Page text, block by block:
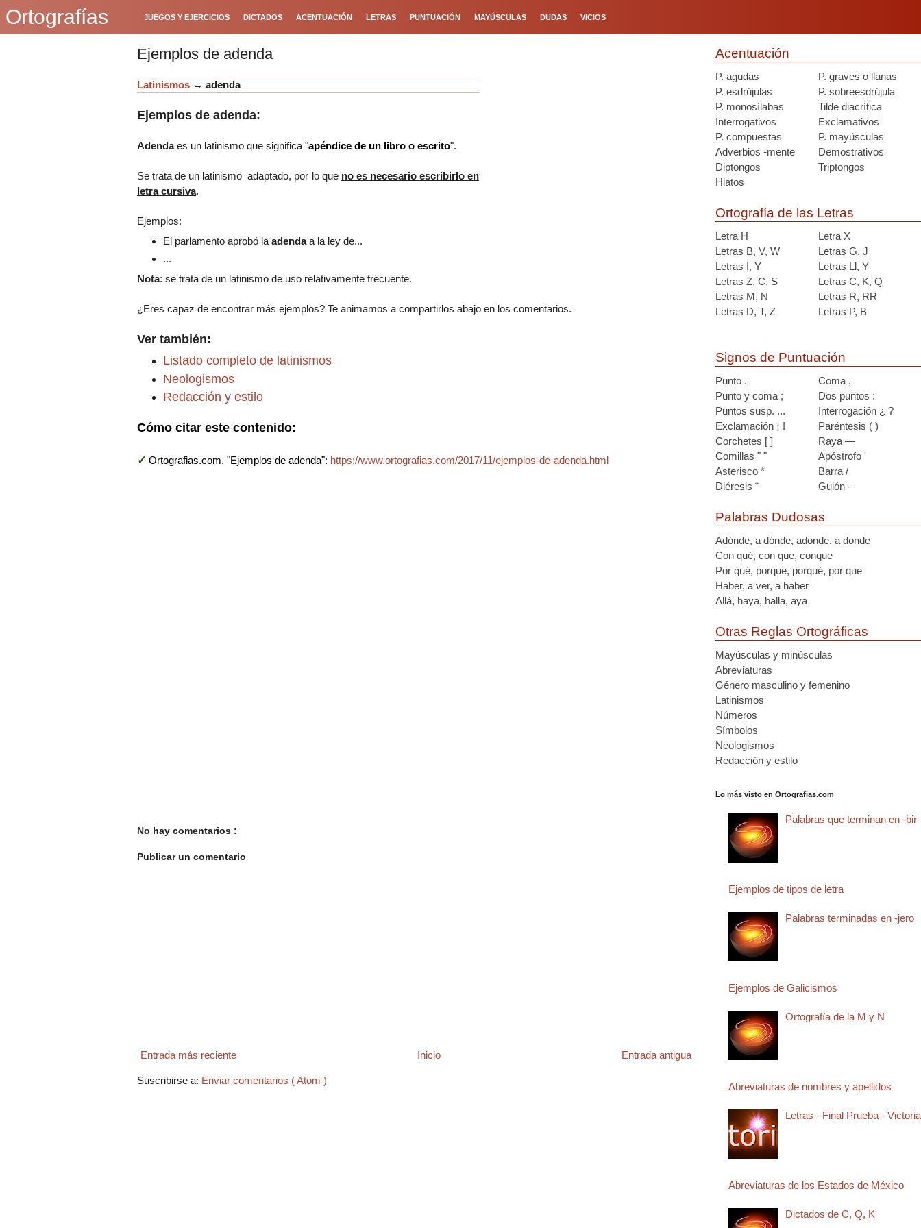
Ortografías JUEGOS Y EJERCICIOS DICTADOS ACENTUACIÓN LETRAS PUNTUACIÓN MAYÚSCULAS DUDAS VICIOS
Ejemplos de adenda
Latinismos → adenda
Ejemplos de adenda:
Adenda es un latinismo que significa "apéndice de un libro o escrito".
Se trata de un latinismo adaptado, por lo que no es necesario escribirlo en
letra cursiva.
Ejemplos:
El parlamento aprobó la adendaa la ley de...
...
Nota: se trata de un latinismo de uso relativamente frecuente.
¿Eres capaz de encontrar más ejemplos? Te animamos a compartirlos abajo en los comentarios.
Ver también:
Listado completo de latinismos
Neologismos
Redacción y estilo
Cómo citar este contenido:
✓ Ortografias.com. "Ejemplos de adenda": https://www.ortografias.com/2017/11/ejemplos-de-adenda.html
No hay comentarios :
Publicar un comentario
Entrada más reciente Entrada antigua
Inicio
Suscribirse a: Enviar comentarios ( Atom )
Acentuación
P. agudas
P. graves o llanas
P. esdrújulas
P. sobreesdrújula
P. monosílabas
Tilde diacrítica
Interrogativos
Exclamativos
P. compuestas
P. mayúsculas
Adverbios -mente
Demostrativos
Diptongos
Triptongos
Hiatos
Ortografía de las Letras
Letra H
Letra X
Letras B, V, W
Letras G, J
Letras I, Y
Letras Ll, Y
Letras Z, C, S
Letras C, K, Q
Letras M, N
Letras R, RR
Letras D, T, Z
Letras P, B
Signos de Puntuación
Punto .
Coma ,
Punto y coma ;
Dos puntos :
Puntos susp. ...
Interrogación ¿ ?
Exclamación ¡ !
Paréntesis ( )
Corchetes [ ]
Raya —
Comillas " "
Apóstrofo '
Asterisco *
Barra /
Diéresis ¨
Guión -
Palabras Dudosas
Adónde, a dónde, adonde, a donde
Con qué, con que, conque
Por qué, porque, porqué, por que
Haber, a ver, a haber
Allá, haya, halla, aya
Otras Reglas Ortográficas
Mayúsculas y minúsculas
Abreviaturas
Género masculino y femenino
Latinismos
Números
Símbolos
Neologismos
Redacción y estilo
Lo más visto en Ortografias.com
Palabras que terminan en -bir
Ejemplos de tipos de letra
Palabras terminadas en -jero
Ejemplos de Galicismos
Ortografía de la M y N
Abreviaturas de nombres y apellidos
Letras - Final Prueba - Victoria
Abreviaturas de los Estados de México
Dictados de C, Q, K